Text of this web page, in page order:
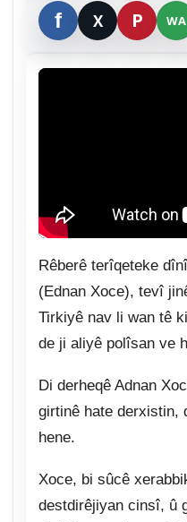
Rêberê terîqeteke
(Ednan Xoce), tevî
Tirkiyê nav li wan tê
de ji aliyê polîsan ve
Di derheqê Adnan
girtinê hate derxistin,
hene.
Xoce, bi sûcê
destdirêjiyan cinsî, û